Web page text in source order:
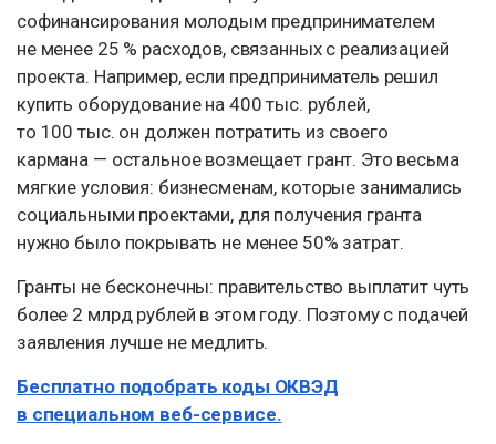
софинансирования молодым предпринимателем
не менее 25 % расходов, связанных с реализацией
проекта. Например, если предприниматель решил
купить оборудование на 400 тыс. рублей,
то 100 тыс. он должен потратить из своего
кармана — остальное возмещает грант. Это весьма
мягкие условия: бизнесменам, которые занимались
социальными проектами, для получения гранта
нужно было покрывать не менее 50% затрат.
Гранты не бесконечны: правительство выплатит чуть
более 2 млрд рублей в этом году. Поэтому с подачей
заявления лучше не медлить.
Бесплатно подобрать коды ОКВЭД
в специальном веб-сервисе.